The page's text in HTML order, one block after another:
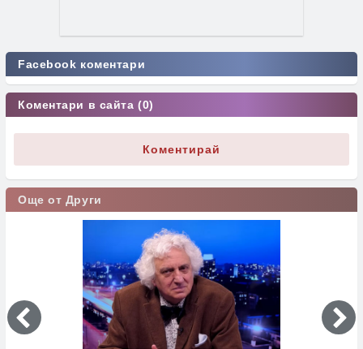
Facebook коментари
Коментари в сайта (0)
Коментирай
Още от Други